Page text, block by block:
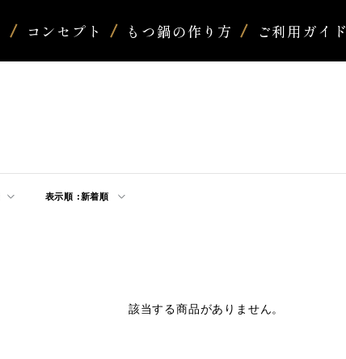
コンセプト もつ鍋の作り方 ご利用ガイド
表示順 :新着順
該当する商品がありません。